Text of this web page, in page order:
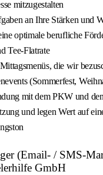
mitzugestalten
an Ihre Stärken und
optimale berufliche
Tee-Flatrate
die wir
(Sommerfest,
mit dem PKW und
und legen Wert auf
(Email- / SMS-
GmbH